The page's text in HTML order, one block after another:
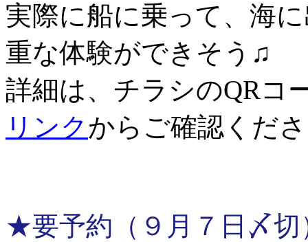
実際に船に乗って、海
重な体験ができそう♫
詳細は、チラシのQRコ
リンクからご確認くだ
★要予約（９月７日〆切